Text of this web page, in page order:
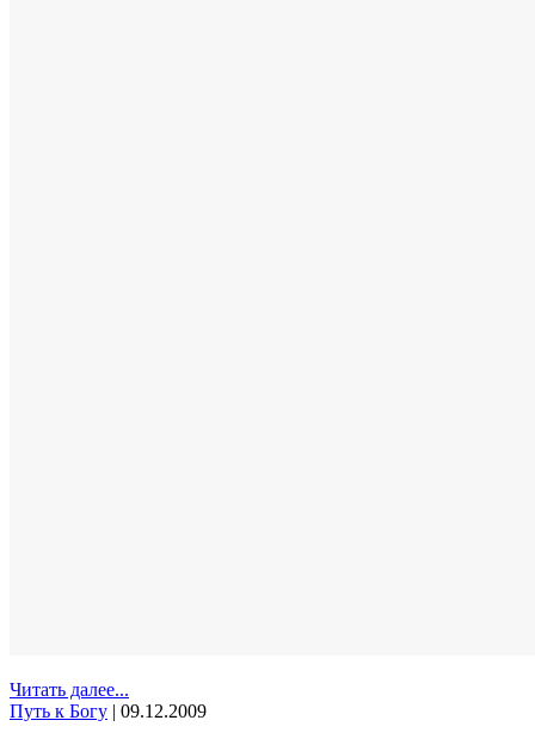
Читать далее...
Путь к Богу | 09.12.2009